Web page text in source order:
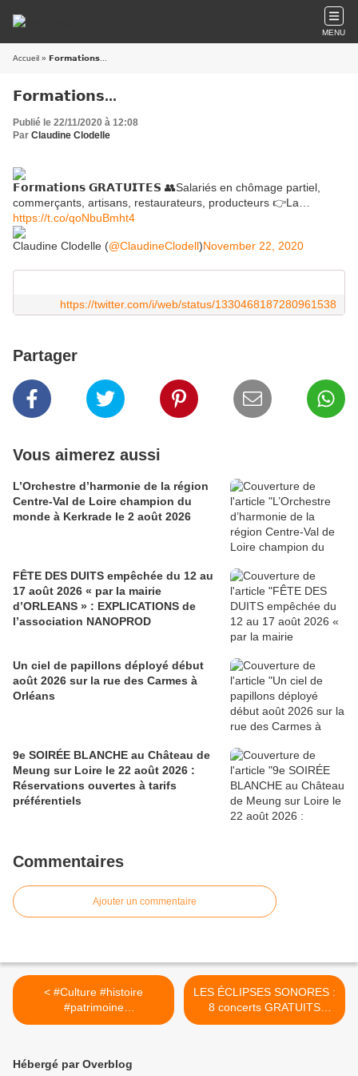
MENU
Accueil » 𝗙𝗼𝗿𝗺𝗮𝘁𝗶𝗼𝗻𝘀...
𝗙𝗼𝗿𝗺𝗮𝘁𝗶𝗼𝗻𝘀...
Publié le 22/11/2020 à 12:08
Par Claudine Clodelle
𝗙𝗼𝗿𝗺𝗮𝘁𝗶𝗼𝗻𝘀 𝗚𝗥𝗔𝗧𝗨𝗜𝗧𝗘𝗦 👥Salariés en chômage partiel,
commerçants, artisans, restaurateurs, producteurs 👉La…
https://t.co/qoNbuBmht4
Claudine Clodelle (@ClaudineClodell)November 22, 2020
https://twitter.com/i/web/status/1330468187280961538
Partager
Vous aimerez aussi
L’Orchestre d’harmonie de la région
Centre-Val de Loire champion du
monde à Kerkrade le 2 août 2026
FÊTE DES DUITS empêchée du 12 au
17 août 2026 « par la mairie
d’ORLEANS » : EXPLICATIONS de
l’association NANOPROD
Un ciel de papillons déployé début
août 2026 sur la rue des Carmes à
Orléans
9e SOIRÉE BLANCHE au Château de
Meung sur Loire le 22 août 2026 :
Réservations ouvertes à tarifs
préférentiels
Commentaires
Ajouter un commentaire
< #Culture #histoire
#patrimoine
@ChateauAmboise...
LES ÉCLIPSES SONORES :
8 concerts GRATUITS
depuis chez vous avec
Hébergé par Overblog